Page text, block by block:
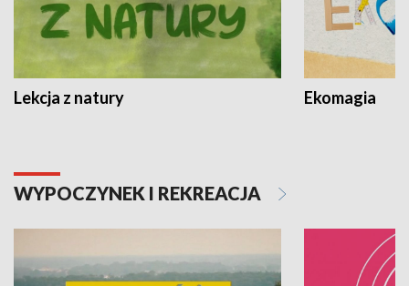
Lekcja z natury Ekomagia
WYPOCZYNEK I REKREACJA